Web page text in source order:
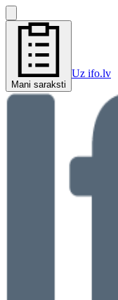
Mani saraksti
Uz ifo.lv